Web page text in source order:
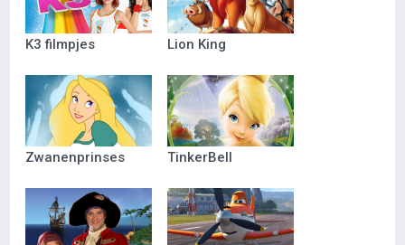
K3 filmpjes Lion King
Zwanenprinses TinkerBell